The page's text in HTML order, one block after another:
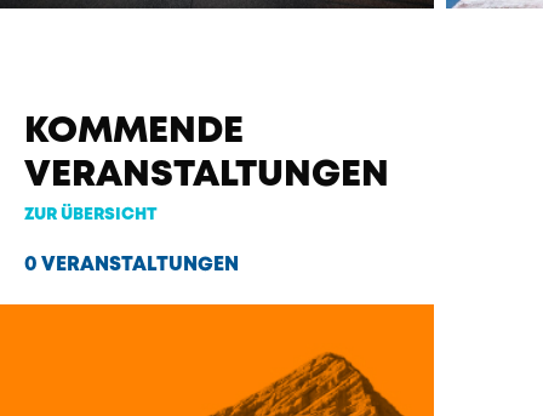
KOMMENDE
VERANSTALTUNGEN
ZUR ÜBERSICHT
0 VERANSTALTUNGEN